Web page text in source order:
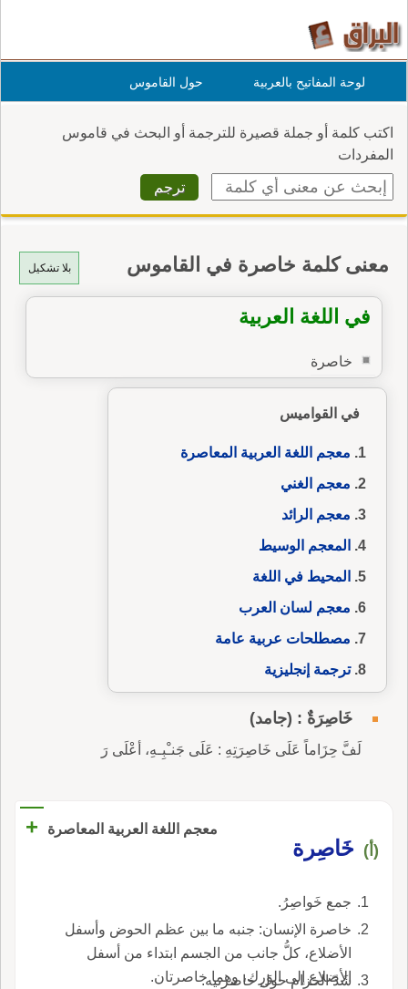
لوحة المفاتيح بالعربية حول القاموس
اكتب كلمة أو جملة قصيرة للترجمة أو البحث في قاموس
المفردات
بلا تشكيل معنى كلمة خاصرة في القاموس
في اللغة العربية
خاصرة
في القواميس
معجم اللغة العربية المعاصرة
معجم الغني
معجم الرائد
المعجم الوسيط
المحيط في اللغة
معجم لسان العرب
مصطلحات عربية عامة
ترجمة إنجليزية
خَاصِرَةٌ : (جامد)
لَفَّ حِزَاماً عَلَى خَاصِرَتِهِ : عَلَى جَنـْبِـهِ، أعْلَى رَ
معجم اللغة العربية المعاصرة +
(أ) خَاصِرة
جمع خَواصِرُ.
خاصرة الإنسان: جنبه ما بين عظم الحوض وأسفل
الأضلاع، كلُّ جانب من الجسم ابتداء من أسفل
الأضلاع إلى الوَرِك، وهما خاصرتان.
شَدّ الحزام حول خاصرتيه.